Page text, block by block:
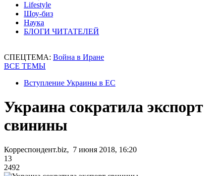
Lifestyle
Шоу-биз
Наука
БЛОГИ ЧИТАТЕЛЕЙ
СПЕЦТЕМА: Война в Иране
ВСЕ ТЕМЫ
Вступление Украины в ЕС
Украина сократила экспорт
свинины
Корреспондент.biz, 7 июня 2018, 16:20
13
2492